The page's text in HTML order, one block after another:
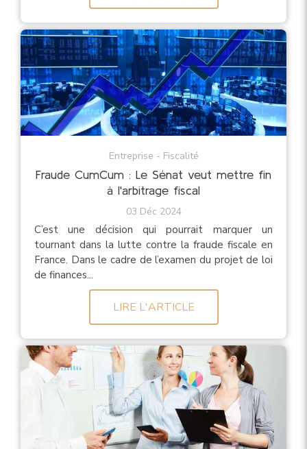
Entreprise - Fiscalité
Fraude CumCum : Le Sénat veut mettre fin
à l'arbitrage fiscal
03 Déc 2024
C’est une décision qui pourrait marquer un
tournant dans la lutte contre la fraude fiscale en
France. Dans le cadre de l’examen du projet de loi
de finances...
LIRE L'ARTICLE